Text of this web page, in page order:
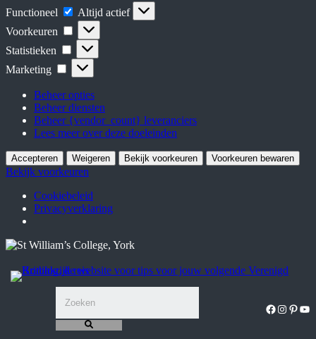
Functioneel Functioneel
Altijd actief
Voorkeuren
Voorkeuren
Statistieken Statistieken
Marketing Marketing
Beheer opties
Beheer diensten
Beheer {vendor_count} leveranciers
Lees meer over deze doeleinden
Accepteren Weigeren Bekijk voorkeuren Voorkeuren bewaren
Bekijk voorkeuren
Cookiebeleid
Privacyverklaring
Ga
de
inhoud
Facebook